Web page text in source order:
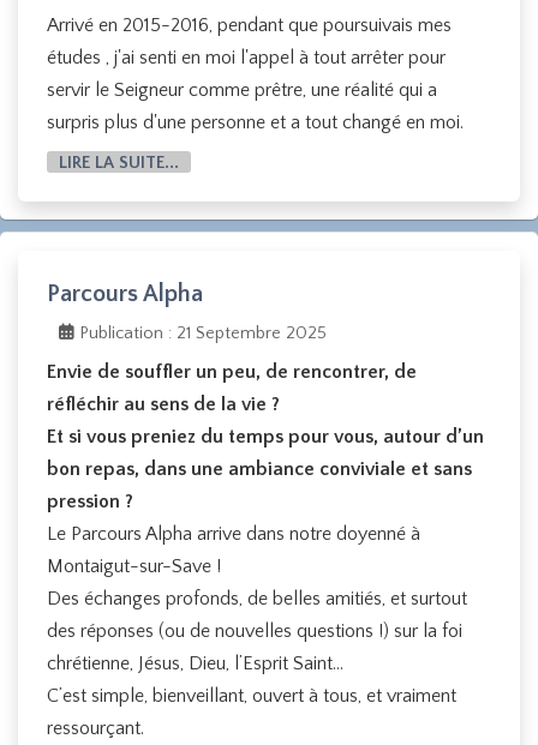
Arrivé en 2015-2016, pendant que poursuivais mes
études , j'ai senti en moi l'appel à tout arrêter pour
servir le Seigneur comme prêtre, une réalité qui a
surpris plus d'une personne et a tout changé en moi.
LIRE LA SUITE...
Parcours Alpha
Publication : 21 Septembre 2025
Envie de souffler un peu, de rencontrer, de
réfléchir au sens de la vie ?
Et si vous preniez du temps pour vous, autour d’un
bon repas, dans une ambiance conviviale et sans
pression ?
Le Parcours Alpha arrive dans notre doyenné à
Montaigut-sur-Save !
Des échanges profonds, de belles amitiés, et surtout
des réponses (ou de nouvelles questions !) sur la foi
chrétienne, Jésus, Dieu, l’Esprit Saint…
C’est simple, bienveillant, ouvert à tous, et vraiment
ressourçant.